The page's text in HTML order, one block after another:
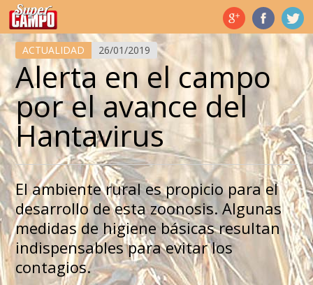
Temas de hoy
ACTUALIDAD 26/01/2019
Alerta en el campo
por el avance del
Hantavirus
El ambiente rural es propicio para el
desarrollo de esta zoonosis. Algunas
medidas de higiene básicas resultan
indispensables para evitar los
contagios.